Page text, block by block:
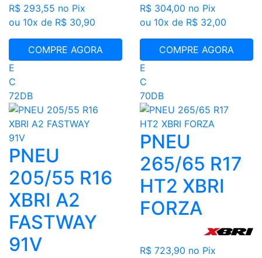
R$ 293,55 no Pix
ou 10x de R$ 30,90
COMPRE AGORA
R$ 304,00 no Pix
ou 10x de R$ 32,00
COMPRE AGORA
E
C
72DB
PNEU
205/55 R16
XBRI A2
FASTWAY
91V
E
C
70DB
PNEU
265/65 R17
HT2 XBRI
FORZA
R$ 723,90 no Pix